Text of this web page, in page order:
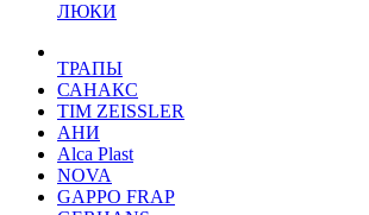
ЛЮКИ
ТРАПЫ
САНАКС
TIM ZEISSLER
АНИ
Alca Plast
NOVA
GAPPO FRAP